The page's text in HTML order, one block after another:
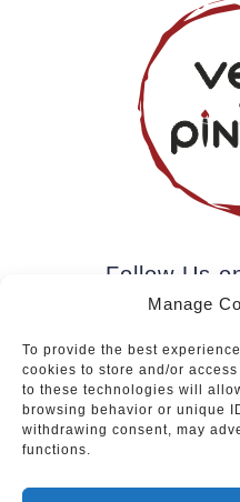
Manage
To provide the best
cookies to store and/or
to these technologies will
browsing behavior or unique
withdrawing consent, may
functions.
Follow Us
Subscribe